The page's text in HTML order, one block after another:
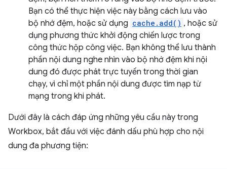
Bạn có thể thực hiện việc này bằng cách lưu vào
bộ nhớ đệm, hoặc sử dụng cache.add() , hoặc sử
dụng phương thức khởi động chiến lược trong
công thức hộp công việc. Bạn không thể lưu thành
phần nội dung nghe nhìn vào bộ nhớ đệm khi nội
dung đó được phát trực tuyến trong thời gian
chạy, vì chỉ một phần nội dung được tìm nạp từ
mạng trong khi phát.
Dưới đây là cách đáp ứng những yêu cầu này trong
Workbox, bắt đầu với việc đánh dấu phù hợp cho nội
dung đa phương tiện: